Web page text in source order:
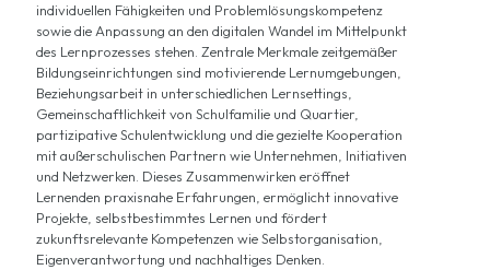
individuellen Fähigkeiten und Problemlösungskompetenz
sowie die Anpassung an den digitalen Wandel im Mittelpunkt
des Lernprozesses stehen. Zentrale Merkmale zeitgemäßer
Bildungseinrichtungen sind motivierende Lernumgebungen,
Beziehungsarbeit in unterschiedlichen Lernsettings,
Gemeinschaftlichkeit von Schulfamilie und Quartier,
partizipative Schulentwicklung und die gezielte Kooperation
mit außerschulischen Partnern wie Unternehmen, Initiativen
und Netzwerken. Dieses Zusammenwirken eröffnet
Lernenden praxisnahe Erfahrungen, ermöglicht innovative
Projekte, selbstbestimmtes Lernen und fördert
zukunftsrelevante Kompetenzen wie Selbstorganisation,
Eigenverantwortung und nachhaltiges Denken.